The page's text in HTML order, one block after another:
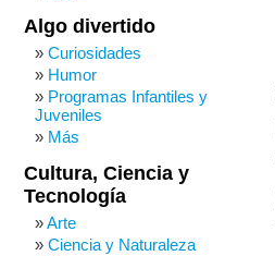
Algo divertido
Curiosidades
Humor
Programas Infantiles y
Juveniles
Más
Cultura, Ciencia y
Tecnología
Arte
Ciencia y Naturaleza